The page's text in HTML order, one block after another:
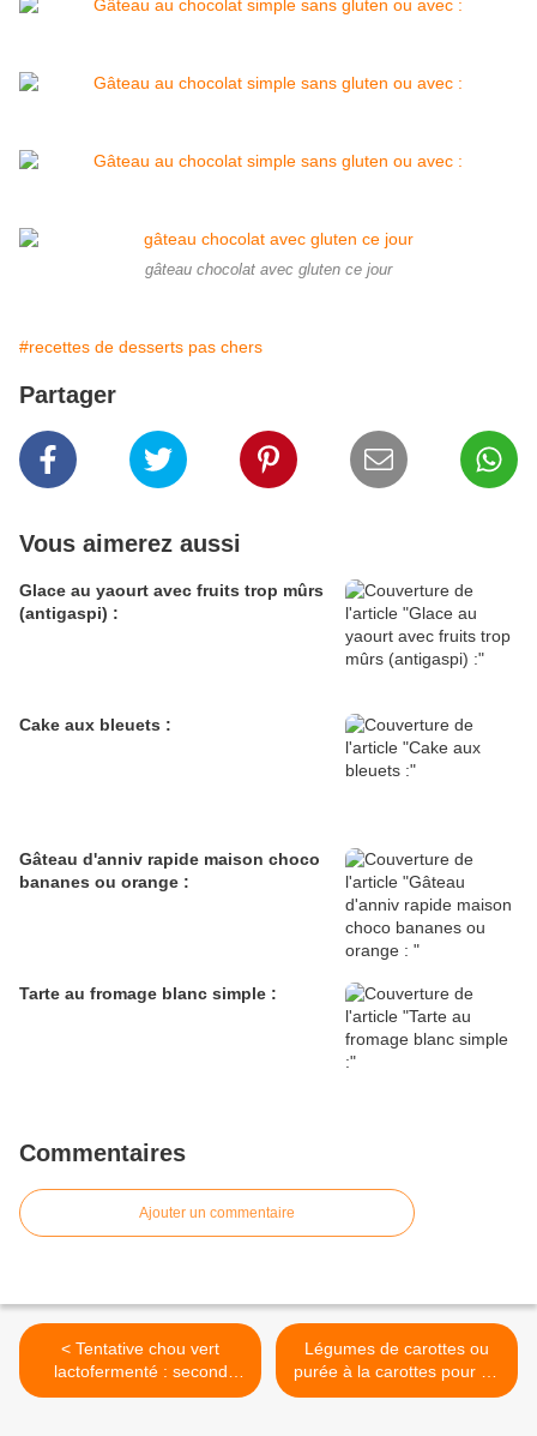
gâteau chocolat avec gluten ce jour
#recettes de desserts pas chers
Partager
Vous aimerez aussi
Glace au yaourt avec fruits trop mûrs
(antigaspi) :
Cake aux bleuets :
Gâteau d'anniv rapide maison choco
bananes ou orange :
Tarte au fromage blanc simple :
Commentaires
Ajouter un commentaire
< Tentative chou vert
lactofermenté : second
bocal meilleur que le
Légumes de carottes ou
purée à la carottes pour un
repas traditionnel et paysan